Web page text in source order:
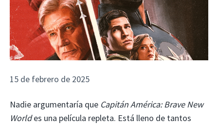
15 de febrero de 2025
Nadie argumentaría que Capitán América: Brave New
Worldes una película repleta. Está lleno de tantos